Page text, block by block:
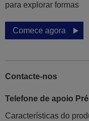
para explorar formas
Comece agora
Contacte-nos
Telefone de apoio
Características do